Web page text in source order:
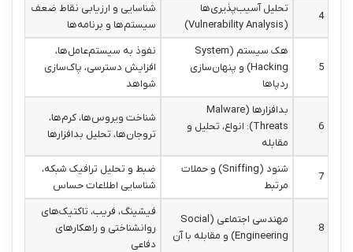
4
تحلیل آسیب‌پذیری‌ها
(Vulnerability Analysis)
شناسایی و ارزیابی نقاط ضعف
سیستم‌ها و برنامه‌ها
5
هک سیستم (System
Hacking) و پنهان‌سازی
ردپاها
نفوذ به سیستم‌عامل‌ها،
افزایش دسترسی، پاک‌سازی
شواهد
6
بدافزارها (Malware
Threats): انواع، تحلیل و
مقابله
شناخت ویروس‌ها، کرم‌ها،
تروجان‌ها، تحلیل بدافزارها
7
شنود (Sniffing) و حملات
مرتبط
ضبط و تحلیل ترافیک شبکه،
شناسایی اطلاعات حساس
8
مهندسی اجتماعی (Social
Engineering) و مقابله با آن
فیشینگ، فریب، تاکتیک‌های
روانشناختی و راهکارهای
دفاعی